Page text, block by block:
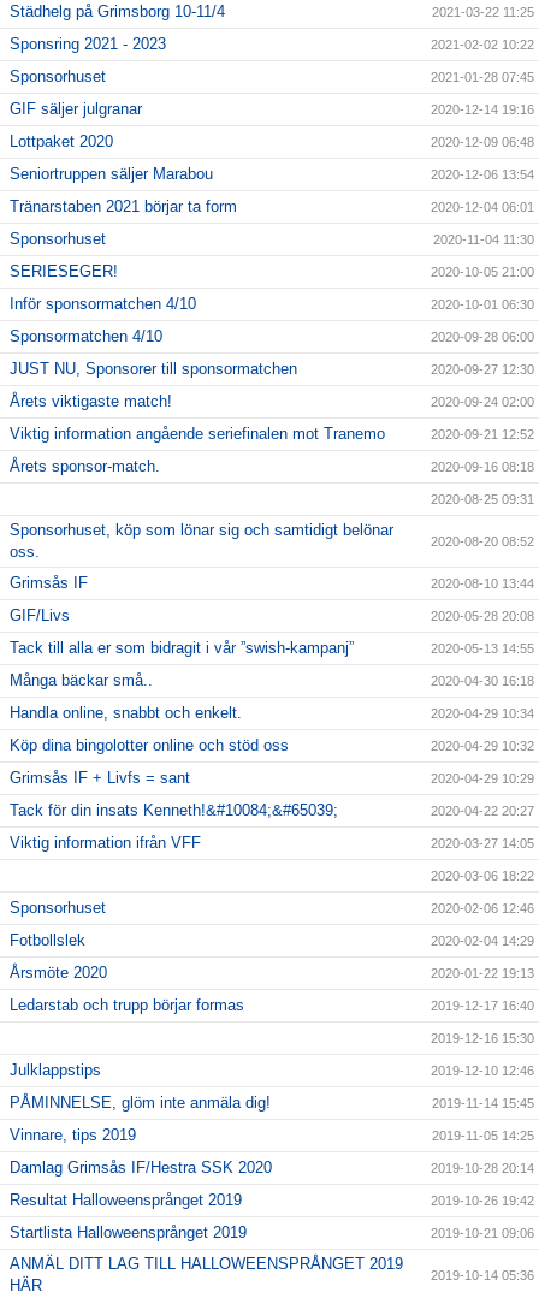
Städhelg på Grimsborg 10-11/4 2021-03-22 11:25
Sponsring 2021 - 2023 2021-02-02 10:22
Sponsorhuset 2021-01-28 07:45
GIF säljer julgranar 2020-12-14 19:16
Lottpaket 2020 2020-12-09 06:48
Seniortruppen säljer Marabou 2020-12-06 13:54
Tränarstaben 2021 börjar ta form 2020-12-04 06:01
Sponsorhuset 2020-11-04 11:30
SERIESEGER! 2020-10-05 21:00
Inför sponsormatchen 4/10 2020-10-01 06:30
Sponsormatchen 4/10 2020-09-28 06:00
JUST NU, Sponsorer till sponsormatchen 2020-09-27 12:30
Årets viktigaste match! 2020-09-24 02:00
Viktig information angående seriefinalen mot Tranemo 2020-09-21 12:52
Årets sponsor-match. 2020-09-16 08:18
2020-08-25 09:31
Sponsorhuset, köp som lönar sig och samtidigt belönar
oss.
2020-08-20 08:52
Grimsås IF 2020-08-10 13:44
GIF/Livs 2020-05-28 20:08
Tack till alla er som bidragit i vår ”swish-kampanj” 2020-05-13 14:55
Många bäckar små.. 2020-04-30 16:18
Handla online, snabbt och enkelt. 2020-04-29 10:34
Köp dina bingolotter online och stöd oss 2020-04-29 10:32
Grimsås IF + Livfs = sant 2020-04-29 10:29
Tack för din insats Kenneth!&#10084;&#65039; 2020-04-22 20:27
Viktig information ifrån VFF 2020-03-27 14:05
2020-03-06 18:22
Sponsorhuset 2020-02-06 12:46
Fotbollslek 2020-02-04 14:29
Årsmöte 2020 2020-01-22 19:13
Ledarstab och trupp börjar formas 2019-12-17 16:40
2019-12-16 15:30
Julklappstips 2019-12-10 12:46
PÅMINNELSE, glöm inte anmäla dig! 2019-11-14 15:45
Vinnare, tips 2019 2019-11-05 14:25
Damlag Grimsås IF/Hestra SSK 2020 2019-10-28 20:14
Resultat Halloweensprånget 2019 2019-10-26 19:42
Startlista Halloweensprånget 2019 2019-10-21 09:06
ANMÄL DITT LAG TILL HALLOWEENSPRÅNGET 2019
HÄR
2019-10-14 05:36